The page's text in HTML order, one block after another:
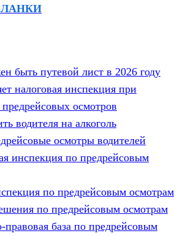
быть путевой лист в 2026 году
налоговая инспекция при
осмотров
водителя на алкоголь
осмотры водителей
инспекция по предрейсовым
по предрейсовым осмотрам
по предрейсовым осмотрам
база по предрейсовым